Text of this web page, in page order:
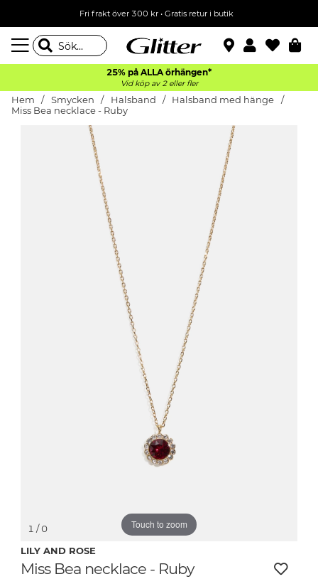
Fri frakt över 300 kr• Gratis retur i butik
25% på ALLA örhängen*
Vid köp av 2 eller fler
Hem Smycken Halsband
Halsband med hänge
Miss Bea necklace - Ruby
Touch to zoom
1 / 0
LILY AND ROSE
Miss Bea necklace - Ruby